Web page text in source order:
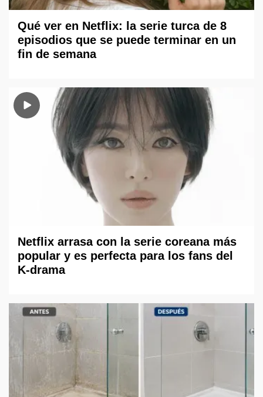
Qué ver en Netflix: la serie turca de 8
episodios que se puede terminar en un
fin de semana
Netflix arrasa con la serie coreana más
popular y es perfecta para los fans del
K-drama